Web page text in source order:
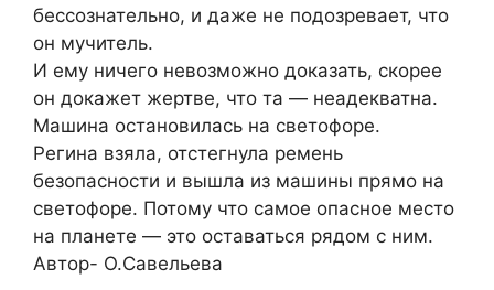
бессознательно, и даже не подозревает, что
он мучитель.
И ему ничего невозможно доказать, скорее
он докажет жертве, что та — неадекватна.
Машина остановилась на светофоре.
Регина взяла, отстегнула ремень
безопасности и вышла из машины прямо на
светофоре. Потому что самое опасное место
на планете — это оставаться рядом с ним.
Автор- О.Савельева